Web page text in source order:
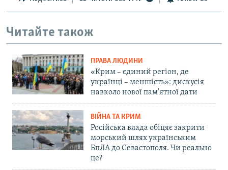
Читайте також
ПРАВА ЛЮДИНИ
«Крим – єдиний регіон, де
українці – меншість»: дискусія
навколо нової пам'ятної дати
ВІЙНА ТА КРИМ
Російська влада обіцяє закрити
морський шлях українським
БпЛА до Севастополя. Чи реально
це?